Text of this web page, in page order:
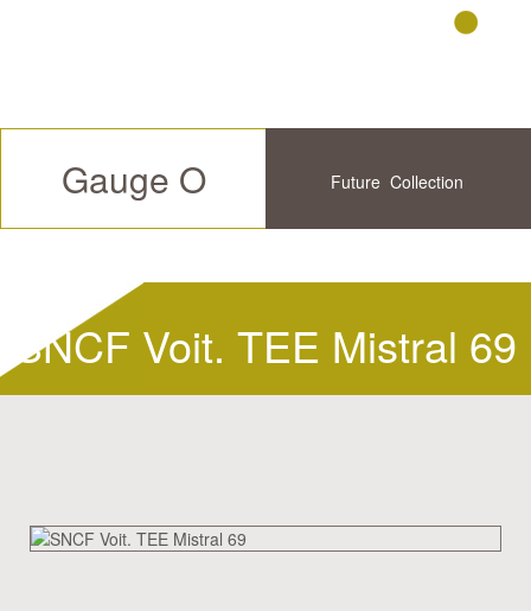
Gauge O Future Collection
SNCF Voit. TEE Mistral 69